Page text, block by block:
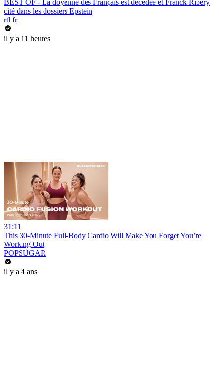
BEST OF - La doyenne des Français est décédée et Franck Ribéry
cité dans les dossiers Epstein
rtl.fr
il y a 11 heures
31:11
This 30-Minute Full-Body Cardio Will Make You Forget You’re
Working Out
POPSUGAR
il y a 4 ans